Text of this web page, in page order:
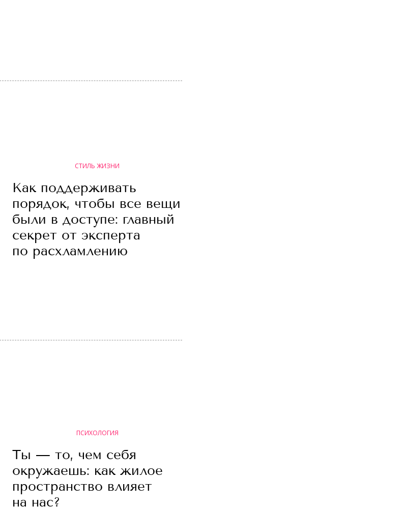
СТИЛЬ ЖИЗНИ
Как поддерживать
порядок, чтобы все вещи
были в доступе: главный
секрет от эксперта
по расхламлению
ПСИХОЛОГИЯ
Ты — то, чем себя
окружаешь: как жилое
пространство влияет
на нас?